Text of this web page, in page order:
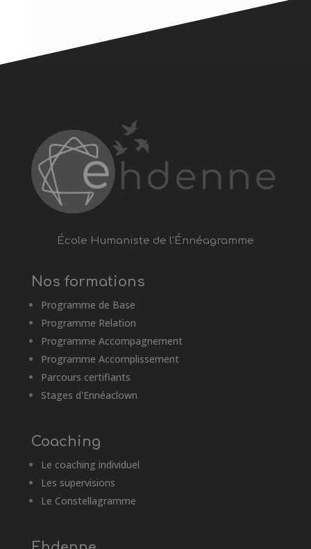
École Humaniste de l'Énnéagramme
Nos formations
Programme de Base
Programme Relation
Programme Accompagnement
Programme Accomplissement
Parcours certifiants
Stages d'Ennéaclown
Coaching
Le coaching individuel
Les supervisions
Le Constellagramme